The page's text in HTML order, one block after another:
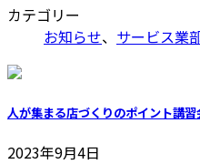
カテゴリー
お知らせ、 サービス業
人が集まる店づくりのポイント講習
2023年9月4日